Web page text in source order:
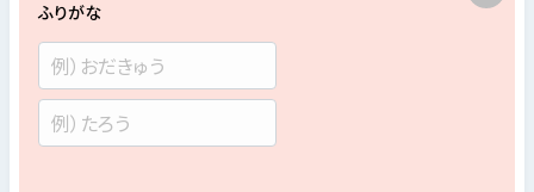
ふりがな